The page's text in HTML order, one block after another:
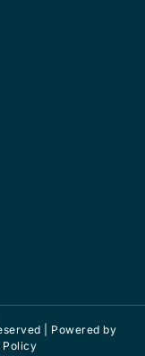
| Powered by
Policy